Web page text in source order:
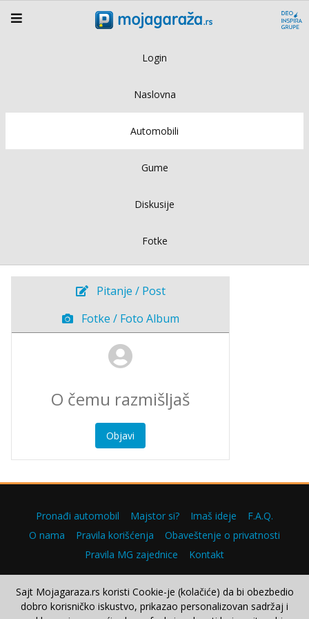
Login
Naslovna
Automobili
Gume
Diskusije
Fotke
Pitanje / Post
Fotke / Foto Album
Objavi
Pronađi automobil Majstor si? Imaš ideje
F.A.Q.
O nama
Pravila korišćenja
Obaveštenje o privatnosti
Pravila MG zajednice
Kontakt
Copyright © 2000–2026.
Sajt Mojagaraza.rs koristi Cookie-je (kolačiće) da bi obezbedio
dobro korisničko iskustvo, prikazao personalizovan sadržaj i